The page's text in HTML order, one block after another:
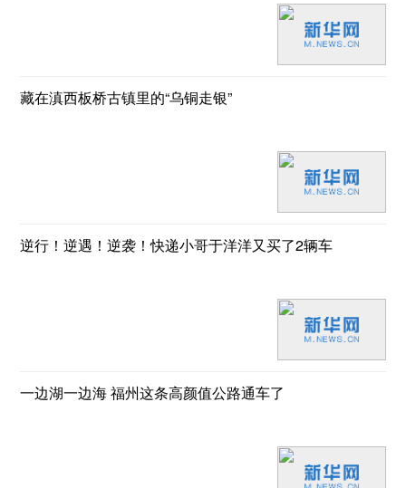
藏在滇西板桥古镇里的“乌铜走银”
逆行！逆遇！逆袭！快递小哥于洋洋又买了2辆车
一边湖一边海 福州这条高颜值公路通车了